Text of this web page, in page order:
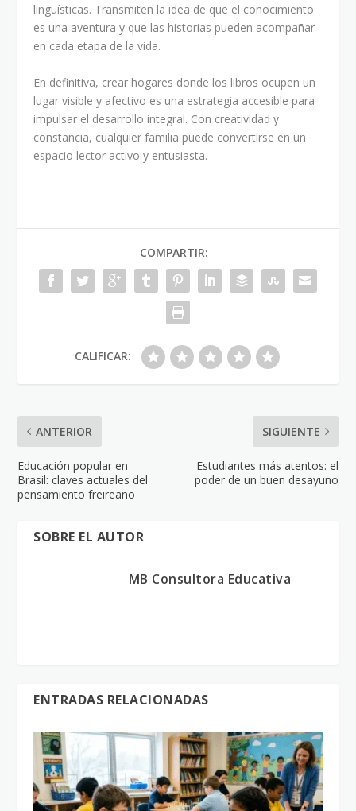
lingüísticas. Transmiten la idea de que el conocimiento
es una aventura y que las historias pueden acompañar
en cada etapa de la vida.
En definitiva, crear hogares donde los libros ocupen un
lugar visible y afectivo es una estrategia accesible para
impulsar el desarrollo integral. Con creatividad y
constancia, cualquier familia puede convertirse en un
espacio lector activo y entusiasta.
COMPARTIR:
CALIFICAR:
ANTERIOR
Educación popular en
Brasil: claves actuales del
pensamiento freireano
SIGUIENTE
Estudiantes más atentos: el
poder de un buen desayuno
SOBRE EL AUTOR
MB Consultora Educativa
ENTRADAS RELACIONADAS